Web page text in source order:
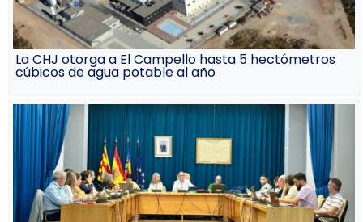
La CHJ otorga a El Campello hasta 5 hectómetros
cúbicos de agua potable al año